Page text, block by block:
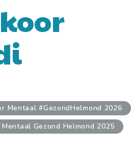
Mentaal #GezondHelmond 2026
Gezond Helmond 2025